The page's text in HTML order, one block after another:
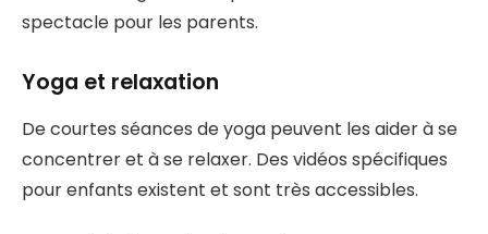
spectacle pour les parents.
Yoga et relaxation
De courtes séances de yoga peuvent les aider à se
concentrer et à se relaxer. Des vidéos spécifiques
pour enfants existent et sont très accessibles.